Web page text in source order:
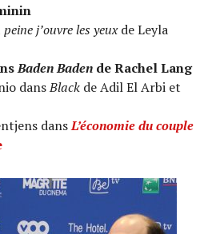
peine j’ouvre les yeuxde Leyla
Baden Baden de Rachel Lang
dansBlack de Adil El Arbi et
dansL’économie du couple